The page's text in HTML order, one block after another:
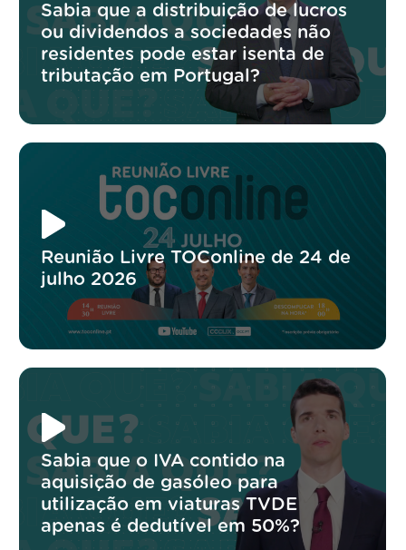
Sabia que a distribuição de lucros
ou dividendos a sociedades não
residentes pode estar isenta de
tributação em Portugal?
Reunião Livre TOConline de 24 de
julho 2026
Sabia que o IVA contido na
aquisição de gasóleo para
utilização em viaturas TVDE
apenas é dedutível em 50%?